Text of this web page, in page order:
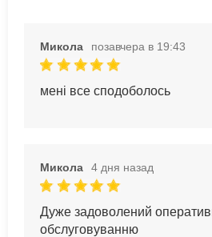
Микола позавчера в 19:43
мені все сподоболось
Микола 4 дня назад
Дуже задоволений
обслуговуванню